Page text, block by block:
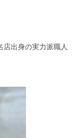
店出身の実力派職人